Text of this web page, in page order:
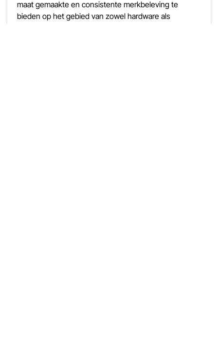
maat gemaakte en consistente merkbeleving te
bieden op het gebied van zowel hardware als